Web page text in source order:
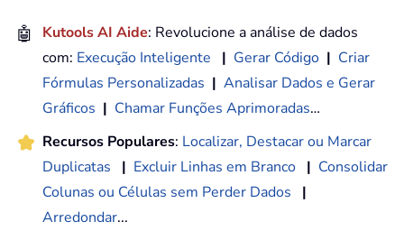
🤖 Kutools AI Aide: Revolucione a análise de dados
com: Execução Inteligente | Gerar Código | Criar
Fórmulas Personalizadas | Analisar Dados e Gerar
Gráficos | Chamar Funções Aprimoradas…
Recursos Populares: Localizar, Destacar ou Marcar
Duplicatas
| Excluir Linhas em Branco | Consolidar
Colunas ou Células sem Perder Dados
|
Arredondar...